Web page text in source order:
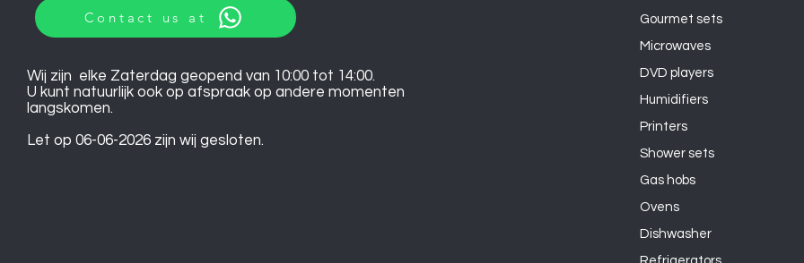
Contact us at
Wij zijn elke Zaterdag geopend van 10:00 tot 14:00.
U kunt natuurlijk ook op afspraak op andere momenten
langskomen.
Let op 06-06-2026 zijn wij gesloten.
Gourmet sets
Microwaves
DVD players
Humidifiers
Printers
Shower sets
Gas hobs
Ovens
Dishwasher